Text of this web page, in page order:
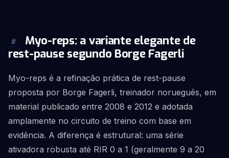
#
Myo-reps: a variante elegante de
rest-pause segundo Borge Fagerli
Myo-reps é a refinação prática de rest-pause
proposta por Borge Fagerli, treinador norueguês, em
material publicado entre 2008 e 2012 e adotada
amplamente no circuito de treino com base em
evidência. A diferença é estrutural: uma série
ativadora robusta até RIR 0 a 1 (geralmente 9 a 20